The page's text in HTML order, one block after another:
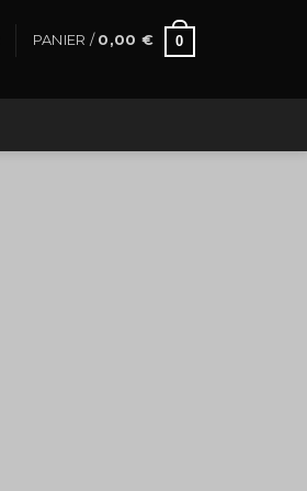
PANIER / 0,00 € 0